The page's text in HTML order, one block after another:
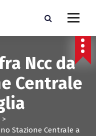
Ncc da
Centrale
>
Stazione Centrale a